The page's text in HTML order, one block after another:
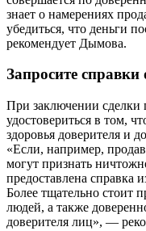
знает о намерениях
убедиться, что деньги
рекомендует Дымова.
Запросите справки
При заключении сделки
удостовериться в том,
здоровья доверителя и
«Если, например,
могут признать
предоставлена справка
Более тщательно стоит
людей, а также
доверителя лиц», —